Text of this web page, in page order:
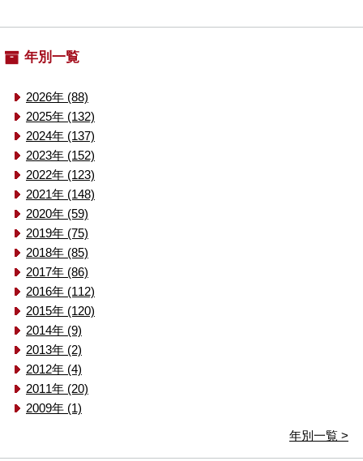
年別一覧
2026年 (88)
2025年 (132)
2024年 (137)
2023年 (152)
2022年 (123)
2021年 (148)
2020年 (59)
2019年 (75)
2018年 (85)
2017年 (86)
2016年 (112)
2015年 (120)
2014年 (9)
2013年 (2)
2012年 (4)
2011年 (20)
2009年 (1)
年別一覧 >